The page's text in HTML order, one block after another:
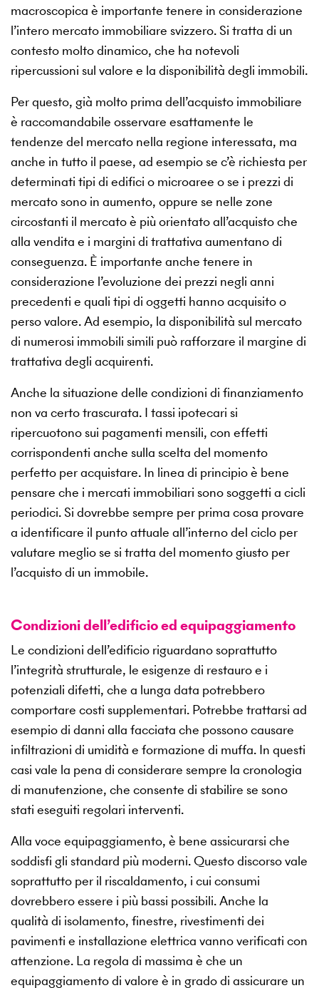
macroscopica è importante tenere in considerazione
l’intero mercato immobiliare svizzero. Si tratta di un
contesto molto dinamico, che ha notevoli
ripercussioni sul valore e la disponibilità degli immobili.
Per questo, già molto prima dell’acquisto immobiliare
è raccomandabile osservare esattamente le
tendenze del mercato nella regione interessata, ma
anche in tutto il paese, ad esempio se c’è richiesta per
determinati tipi di edifici o microaree o se i prezzi di
mercato sono in aumento, oppure se nelle zone
circostanti il mercato è più orientato all’acquisto che
alla vendita e i margini di trattativa aumentano di
conseguenza. È importante anche tenere in
considerazione l’evoluzione dei prezzi negli anni
precedenti e quali tipi di oggetti hanno acquisito o
perso valore. Ad esempio, la disponibilità sul mercato
di numerosi immobili simili può rafforzare il margine di
trattativa degli acquirenti.
Anche la situazione delle condizioni di finanziamento
non va certo trascurata. I tassi ipotecari si
ripercuotono sui pagamenti mensili, con effetti
corrispondenti anche sulla scelta del momento
perfetto per acquistare. In linea di principio è bene
pensare che i mercati immobiliari sono soggetti a cicli
periodici. Si dovrebbe sempre per prima cosa provare
a identificare il punto attuale all’interno del ciclo per
valutare meglio se si tratta del momento giusto per
l’acquisto di un immobile.
Condizioni dell’edificio ed equipaggiamento
Le condizioni dell’edificio riguardano soprattutto
l’integrità strutturale, le esigenze di restauro e i
potenziali difetti, che a lunga data potrebbero
comportare costi supplementari. Potrebbe trattarsi ad
esempio di danni alla facciata che possono causare
infiltrazioni di umidità e formazione di muffa. In questi
casi vale la pena di considerare sempre la cronologia
di manutenzione, che consente di stabilire se sono
stati eseguiti regolari interventi.
Alla voce equipaggiamento, è bene assicurarsi che
soddisfi gli standard più moderni. Questo discorso vale
soprattutto per il riscaldamento, i cui consumi
dovrebbero essere i più bassi possibili. Anche la
qualità di isolamento, finestre, rivestimenti dei
pavimenti e installazione elettrica vanno verificati con
attenzione. La regola di massima è che un
equipaggiamento di valore è in grado di assicurare un